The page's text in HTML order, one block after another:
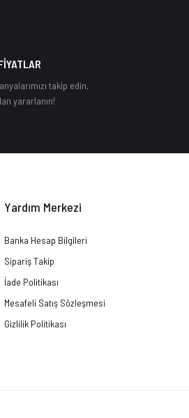
takip edin,
yararlanın!
Yardım Merkezi
Banka Hesap Bilgileri
Sipariş Takip
İade Politikası
Mesafeli Satış Sözleşmesi
Gizlilik Politikası